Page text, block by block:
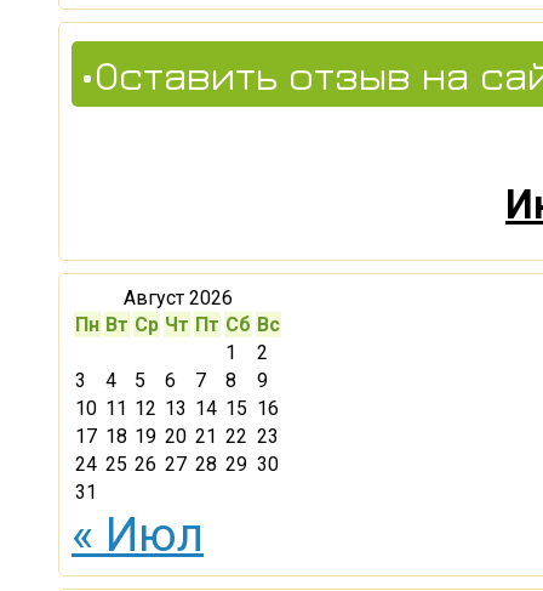
•Оставить отзыв на
Август 2026
Пн Вт Ср Чт Пт Сб Вс
1
2
3
4 5 6 7 8
9
10 11 12 13 14 15 16
17 18 19 20 21 22 23
24 25 26 27 28 29 30
31
« Июл